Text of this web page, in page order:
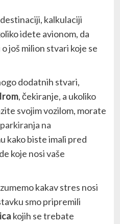
kalkulaciji
idete avionom, da
još milion stvari koje se
dodatnih stvari,
, čekiranje, a ukoliko
svojim vozilom, morate
na
kako biste imali pred
koje nosi vaše
kakav stres nosi
smo pripremili
kojih se trebate